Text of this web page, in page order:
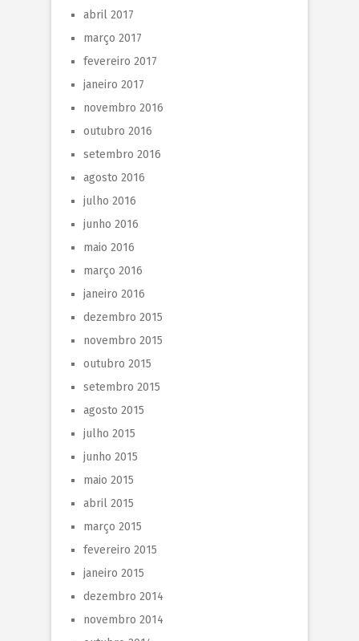
abril 2017
março 2017
fevereiro 2017
janeiro 2017
novembro 2016
outubro 2016
setembro 2016
agosto 2016
julho 2016
junho 2016
maio 2016
março 2016
janeiro 2016
dezembro 2015
novembro 2015
outubro 2015
setembro 2015
agosto 2015
julho 2015
junho 2015
maio 2015
abril 2015
março 2015
fevereiro 2015
janeiro 2015
dezembro 2014
novembro 2014